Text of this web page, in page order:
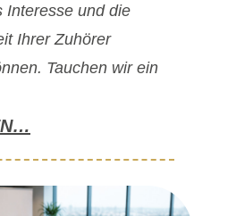
Interesse und die
Ihrer Zuhörer
Tauchen wir ein